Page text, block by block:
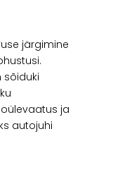
järgimine
sõiduki
ja
autojuhi